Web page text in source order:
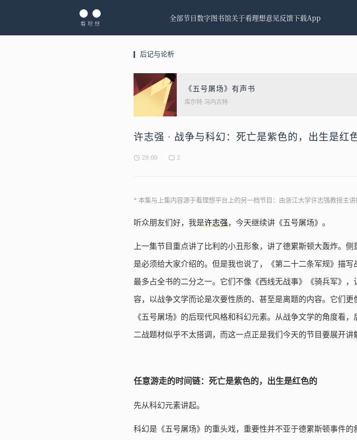
全部节目数字图书馆关于看理想意见反馈下载App
后记与论析
《五号屠场》有声书
库尔特·冯内古特
许志强 · 战争与科幻：死亡是紫色的，出生是红
29:00 2
* 本集与上集内容源于看理想平台上的另一档节目：由浙江大学许志强教授主讲
听众朋友们好，我是许志强，今天继续讲《五号屠场》。
上一集节目重点讲了比利的小丑形象，讲了德累斯顿大轰炸。
是必须给大家介绍的。但是我也说了，《第二十二条军规》描写
最多占全书的二分之一。它们不像《西线无战事》《骑兵军》
容，以战争文学而论是次要性质的、甚至是离题的内容。它们
《五号屠场》的后现代风格和科幻元素。从战争文学的角度看
二战题材似乎不太搭调，而这一点正是我们今天的节目要展开讲
任意游走的时间链：死亡是紫色的，出生是红色的
先从科幻元素讲起。
科幻是《五号屠场》的重头戏，重要性并不亚于德累斯顿事件